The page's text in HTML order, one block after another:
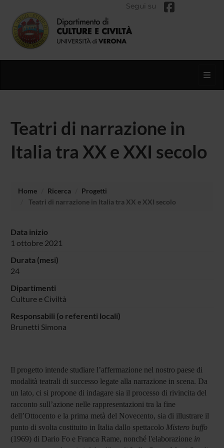
Segui su
Teatri di narrazione in
Italia tra XX e XXI secolo
Home Ricerca
Progetti
Teatri di narrazione in Italia tra XX e XXI secolo
Data inizio
1 ottobre 2021
Durata (mesi)
24
Dipartimenti
Culture e Civiltà
Responsabili (o referenti locali)
Brunetti Simona
Il progetto intende studiare l’affermazione nel nostro paese di
modalità teatrali di successo legate alla narrazione in scena. Da
un lato, ci si propone di indagare sia il processo di rivincita del
racconto sull’azione nelle rappresentazioni tra la fine
dell’Ottocento e la prima metà del Novecento, sia di illustrare il
punto di svolta costituito in Italia dallo spettacolo Mistero buffo
(1969) di Dario Fo e Franca Rame, nonché l'elaborazione in